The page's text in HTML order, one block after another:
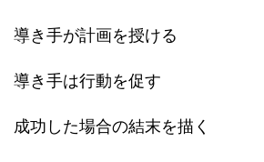
導き手が計画を授ける
導き手は行動を促す
成功した場合の結末を描く